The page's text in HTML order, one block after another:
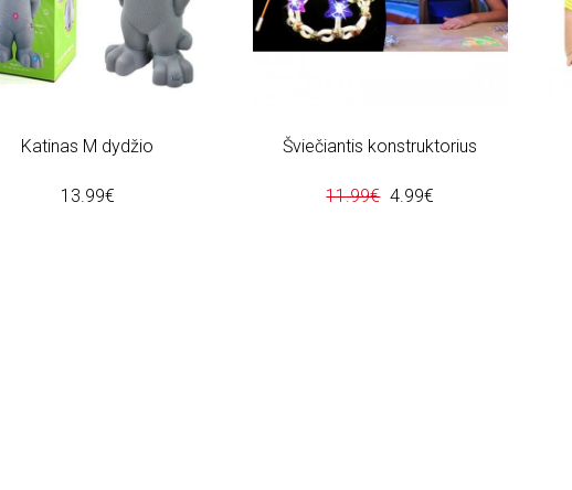
Katinas M dydžio
13.99€
Šviečiantis konstruktorius
11.99€ 4.99€